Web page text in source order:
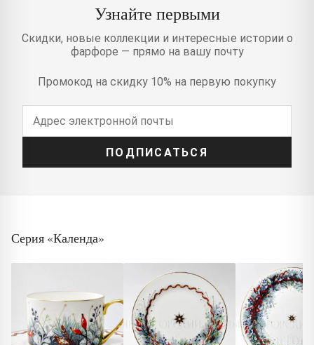
Узнайте первыми
Скидки, новые коллекции и интересные истории о
фарфоре — прямо на вашу почту
Промокод на скидку 10% на первую покупку
ПОДПИСАТЬСЯ
Серия «Календа»